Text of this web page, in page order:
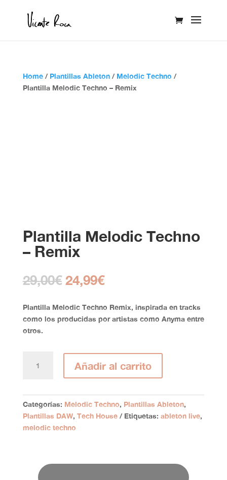
Home/ Plantillas Ableton/ Melodic Techno /
Plantilla Melodic Techno – Remix
Plantilla Melodic Techno
– Remix
29,00€ El
precio
original
era:
29,00€.
24,99€El
actual
es:
24,99€.
Plantilla Melodic Techno Remix, inspirada en tracks
como los producidas por artistas como Anyma entre
otros.
Melodic
Remix
cantidad
Añadir al carrito
Categorías: Melodic Techno, Plantillas Ableton,
Plantillas DAW, Tech House Etiquetas: ableton live,
melodic techno